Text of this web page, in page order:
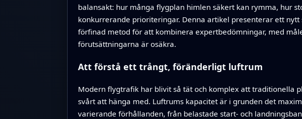
balansakt: hur många flygplan himlen säkert kan rymma, hur
konkurrerande prioriteringar. Denna artikel presenterar ett
förfinad metod för att kombinera expertbedömningar, med
förutsättningarna är osäkra.
Att förstå ett trångt, föränderligt luftrum
Modern flygtrafik har blivit så tät och komplex att
svårt att hänga med. Luftrums kapacitet är i grunden det
varierande förhållanden, från belastade start- och